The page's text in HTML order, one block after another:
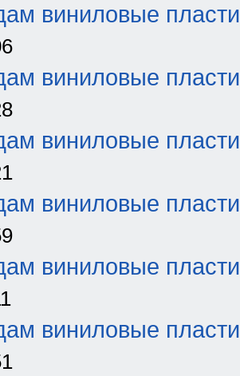
виниловые
виниловые
виниловые
виниловые
виниловые
виниловые